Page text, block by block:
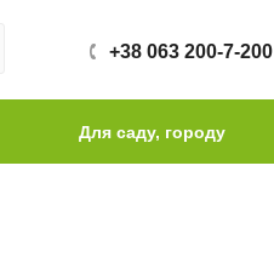
+38 063 200-7-200
Для саду, городу